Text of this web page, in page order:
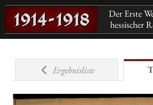
Der Erste
hessischer
Ergebnisliste